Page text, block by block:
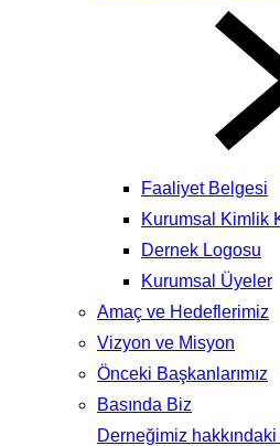
Faaliyet Belgesi
Kurumsal Kimlik
Dernek Logosu
Kurumsal Üyeler
Amaç ve Hedeflerimiz
Vizyon ve Misyon
Önceki Başkanlarımız
Basında Biz
Derneğimiz